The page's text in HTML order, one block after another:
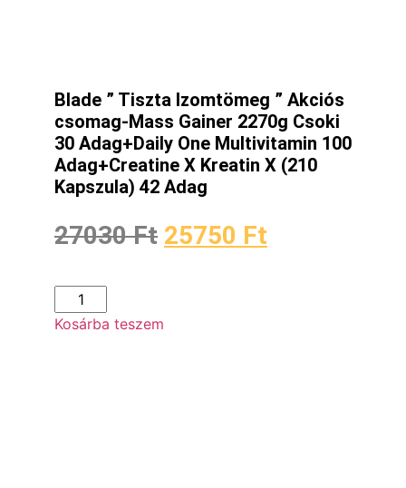
Blade ” Tiszta Izomtömeg ” Akciós
csomag-Mass Gainer 2270g Csoki
30 Adag+Daily One Multivitamin 100
Adag+Creatine X Kreatin X (210
Kapszula) 42 Adag
27030Ft 25750 Ft
Kosárba teszem